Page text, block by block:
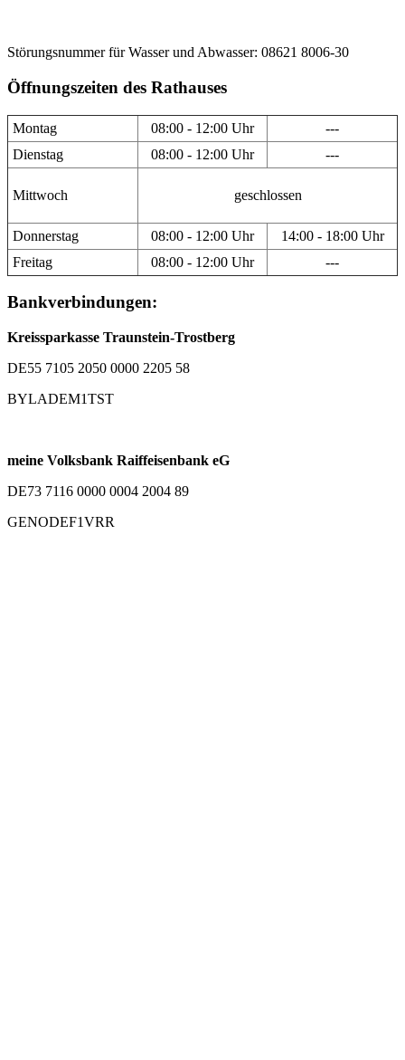
Störungsnummer für Wasser und Abwasser: 08621 8006-30
Öffnungszeiten des Rathauses
Montag 08:00 - 12:00 Uhr
---
Dienstag
08:00 - 12:00 Uhr ---
Mittwoch geschlossen
Donnerstag 08:00 - 12:00 Uhr
14:00 - 18:00 Uhr
Freitag
08:00 - 12:00 Uhr ---
Bankverbindungen:
Kreissparkasse Traunstein-Trostberg
DE55 7105 2050 0000 2205 58
BYLADEM1TST
meine Volksbank Raiffeisenbank eG
DE73 7116 0000 0004 2004 89
GENODEF1VRR